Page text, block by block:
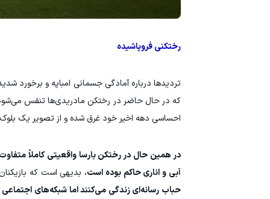
رختکنی فروپاشیده
تردیدها درباره آمادگی جسمانی امباپه و برخورد
که در حال حاضر در رختکن مادریدی‌ها تنفس
احساسی دهه اخیر خود غرق شده و از تصویر یک بلوک
در همین حال در رختکن بارسا واقعیتی کاملاً
آبی و اناری حاکم بوده است. بدیهی است که
حباب رسانه‌ای زندگی می‌کنند اما شبکه‌های